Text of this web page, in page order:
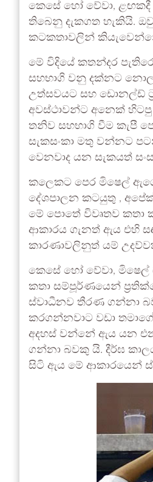
කෙසේ හෝ වේවා, ළඟකදී
තිබෙනු දැකගත හැකියි.
කටකතාවලින්
මේ විදියේ කතන්දර
සහභාගි වනු දක්නට
උත්සවයට සහ ඩොනල්ඩ්
අවස්ථාවන්ට අනෙක්
තනිව සහභාගි වීම කැපී
සැකසංකා මතු වන්නට
වෙනවාද යන සැකයත්
කලෙකට පෙර මිෂෙල්
දේශපාලන කටයුතු ,
මේ පොතේ විවෘතව කතා
ආකාරය ගැනත් ඇය එහි
කාරණාවලිනුත් යම්
කෙසේ හෝ වේවා, මිෂෙල්
කතා සම්පූර්ණයෙන්
ස්වාධීනව තීරණ ගන්නා
කරගන්නවාට වඩා
අදහස් වන්නේ ඇය යන
ගන්නා බවකු යි. දීර්ඝ
සිටි ඇය මේ ආකාරයෙන්